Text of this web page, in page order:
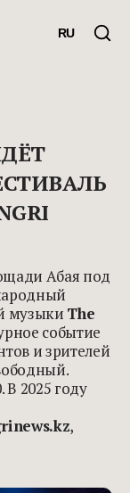
RU
Абая под
музыки The
событие
и зрителей
В 2025 году
,